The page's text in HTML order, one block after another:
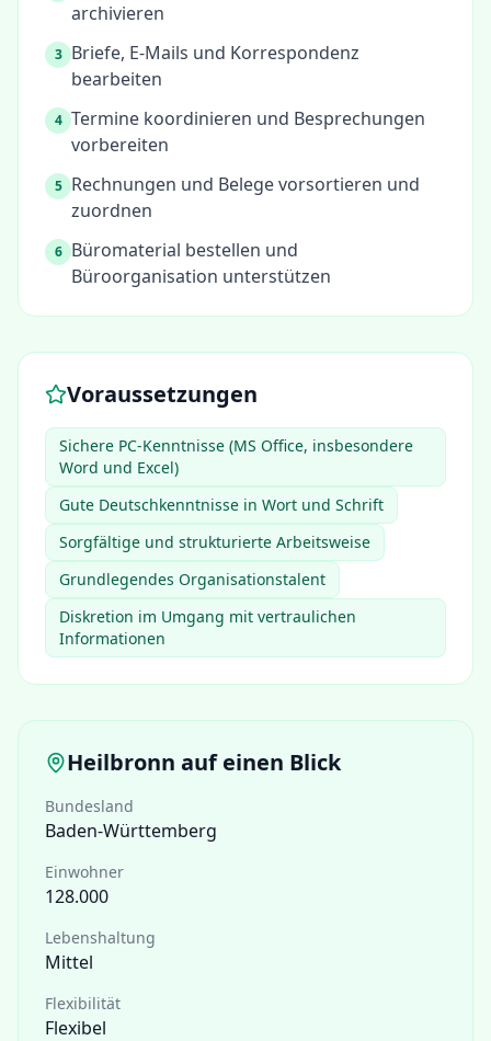
archivieren
3 Briefe, E-Mails und Korrespondenz
bearbeiten
4 Termine koordinieren und Besprechungen
vorbereiten
5 Rechnungen und Belege vorsortieren und
zuordnen
6 Büromaterial bestellen und
Büroorganisation unterstützen
Voraussetzungen
Sichere PC-Kenntnisse (MS Office, insbesondere
Word und Excel)
Gute Deutschkenntnisse in Wort und Schrift
Sorgfältige und strukturierte Arbeitsweise
Grundlegendes Organisationstalent
Diskretion im Umgang mit vertraulichen
Informationen
Heilbronn auf einen Blick
Bundesland
Baden-Württemberg
Einwohner
128.000
Lebenshaltung
Mittel
Flexibilität
Flexibel